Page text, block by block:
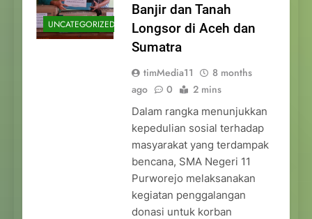
UNCATEGORIZED
Banjir dan Tanah
Longsor di Aceh dan
Sumatra
timMedia11
8 months
ago
0 2 mins
Dalam rangka menunjukkan
kepedulian sosial terhadap
masyarakat yang terdampak
bencana, SMA Negeri 11
Purworejo melaksanakan
kegiatan penggalangan
donasi untuk korban